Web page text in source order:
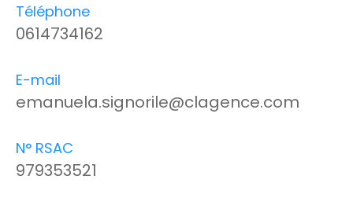
Téléphone
0614734162
E-mail
emanuela.signorile@clagence.com
N° RSAC
979353521